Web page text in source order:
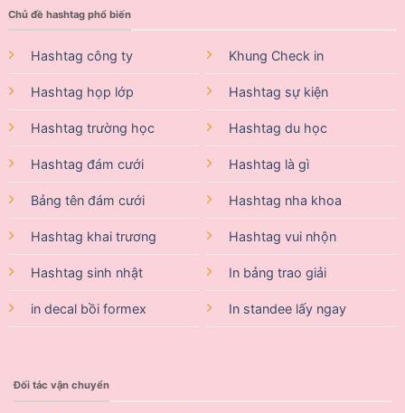
Chủ đề hashtag phổ biến
Hashtag công ty
Hashtag họp lớp
Hashtag trường học
Hashtag đám cưới
Bảng tên đám cưới
Hashtag khai trương
Hashtag sinh nhật
in decal bồi formex
Khung Check in
Hashtag sự kiện
Hashtag du học
Hashtag là gì
Hashtag nha khoa
Hashtag vui nhộn
In bảng trao giải
In standee lấy ngay
Đối tác vận chuyển